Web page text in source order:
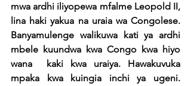
mwa ardhi iliyopewa mfalme Leopold II,
lina haki yakua na uraia wa Congolese.
Banyamulenge walikuwa kati ya ardhi
mbele kuundwa kwa Congo kwa hiyo
wana  kaki kwa uraiya. Hawakuvuka
mpaka kwa kuingia inchi ya ugeni.